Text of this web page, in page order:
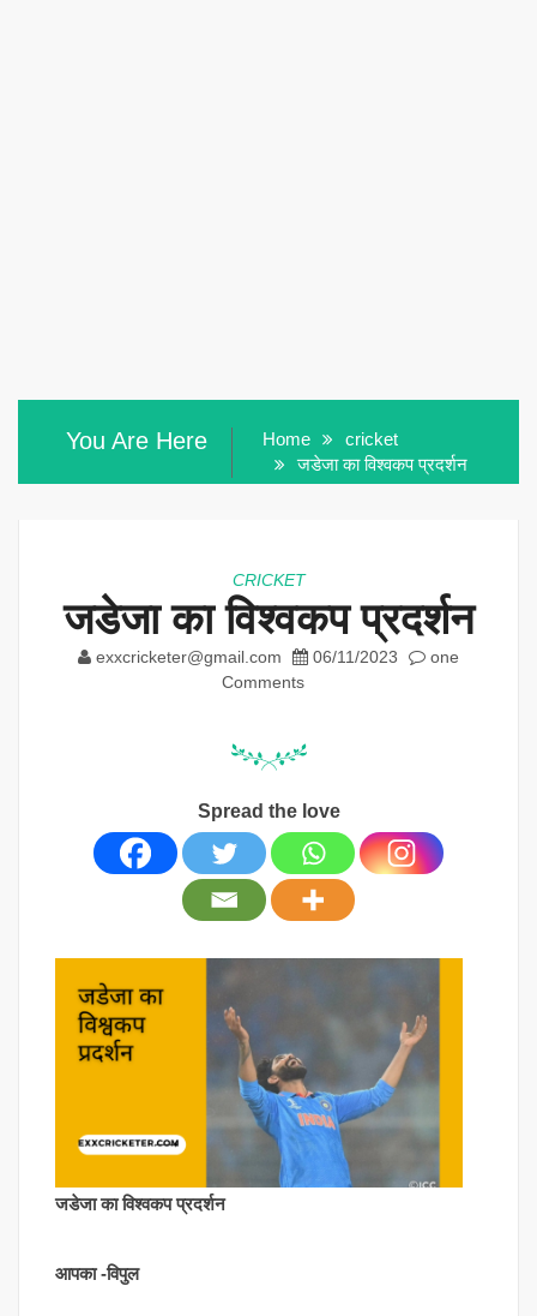
You Are Here Home
cricket
जडेजा का विश्वकप प्रदर्शन
CRICKET
जडेजा का विश्वकप प्रदर्शन
exxcricketer@gmail.com 06/11/2023
one
Comments
Spread the love
जडेजा का विश्वकप प्रदर्शन
आपका -विपुल